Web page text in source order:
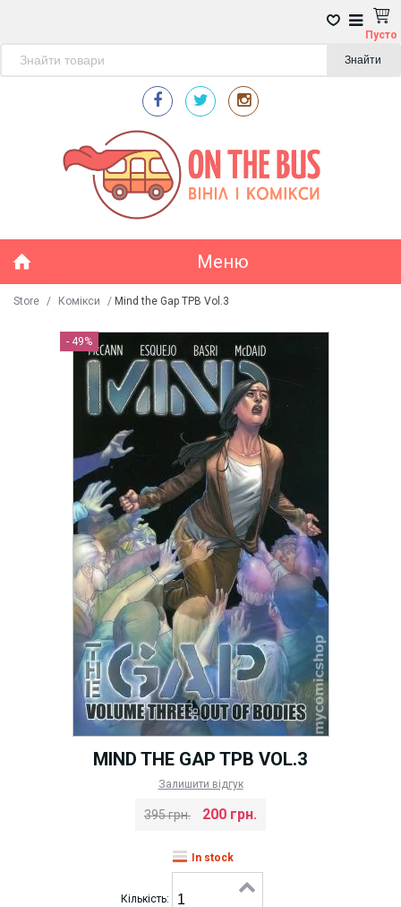
Пусто
Знайти
Меню
Store / Комікси / Mind the Gap TPB Vol.3
- 49%
MIND THE GAP TPB VOL.3
Залишити відгук
395 грн. 200 грн.
In stock
Кількість: